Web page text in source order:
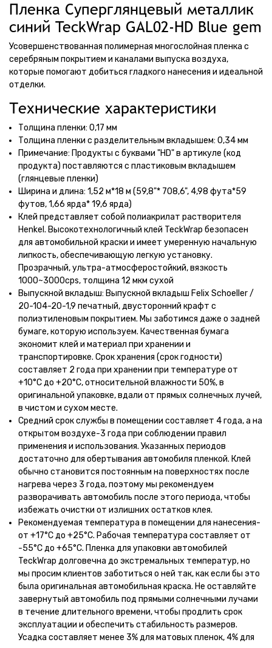
Пленка Суперглянцевый металлик
синий TeckWrap GAL02-HD Blue gem
Усовершенствованная полимерная многослойная пленка с
серебряным покрытием и каналами выпуска воздуха,
которые помогают добиться гладкого нанесения и идеальной
отделки.
Технические характеристики
Толщина пленки: 0,17 мм
Толщина пленки с разделительным вкладышем: 0,34 мм
Примечание: Продукты с буквами "HD" в артикуле (код
продукта) поставляются с пластиковым вкладышем
(глянцевые пленки)
Ширина и длина: 1,52 м*18 м (59,8"* 708,6", 4,98 фута*59
футов, 1,66 ярда* 19,6 ярда)
Клей представляет собой полиакрилат растворителя
Henkel. Высокотехнологичный клей TeckWrap безопасен
для автомобильной краски и имеет умеренную начальную
липкость, обеспечивающую легкую установку.
Прозрачный, ультра-атмосферостойкий, вязкость
1000~3000cps, толщина 12 мкм сухой
Выпускной вкладыш: Выпускной вкладыш Felix Schoeller /
20-104-20-1,9 печатный, двусторонний крафт с
полиэтиленовым покрытием. Мы заботимся даже о задней
бумаге, которую используем. Качественная бумага
экономит клей и материал при хранении и
транспортировке. Срок хранения (срок годности)
составляет 2 года при хранении при температуре от
+10°С до +20°С, относительной влажности 50%, в
оригинальной упаковке, вдали от прямых солнечных лучей,
в чистом и сухом месте.
Средний срок службы в помещении составляет 4 года, а на
открытом воздухе-3 года при соблюдении правил
применения и использования. Указанных периодов
достаточно для обертывания автомобиля пленкой. Клей
обычно становится постоянным на поверхностях после
нагрева через 3 года, поэтому мы рекомендуем
разворачивать автомобиль после этого периода, чтобы
избежать очистки от излишних остатков клея.
Рекомендуемая температура в помещении для нанесения-
от +17°С до +25°С. Рабочая температура составляет от
-55°С до +65°С. Пленка для упаковки автомобилей
TeckWrap долговечна до экстремальных температур, но
мы просим клиентов заботиться о ней так, как если бы это
была оригинальная автомобильная краска. Не оставляйте
завернутый автомобиль под прямыми солнечными лучами
в течение длительного времени, чтобы продлить срок
эксплуатации и обеспечить стабильность размеров.
Усадка составляет менее 3% для матовых пленок, 4% для